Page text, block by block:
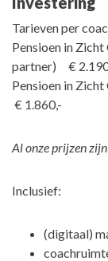
Tarieven per
Pensioen in
partner) €
Pensioen in
€ 1.860,-
Al onze prijzen
Inclusief:
(digitaal)